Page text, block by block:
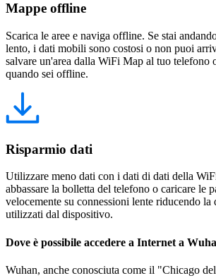
Mappe offline
Scarica le aree e naviga offline. Se stai
lento, i dati mobili sono costosi o non puoi
salvare un'area dalla WiFi Map al tuo telefono
quando sei offline.
Risparmio dati
Utilizzare meno dati con i dati di dati della
abbassare la bolletta del telefono o caricare le
velocemente su connessioni lente riducendo la
utilizzati dal dispositivo.
Dove è possibile accedere a Internet a
Wuhan, anche conosciuta come il "Chicago